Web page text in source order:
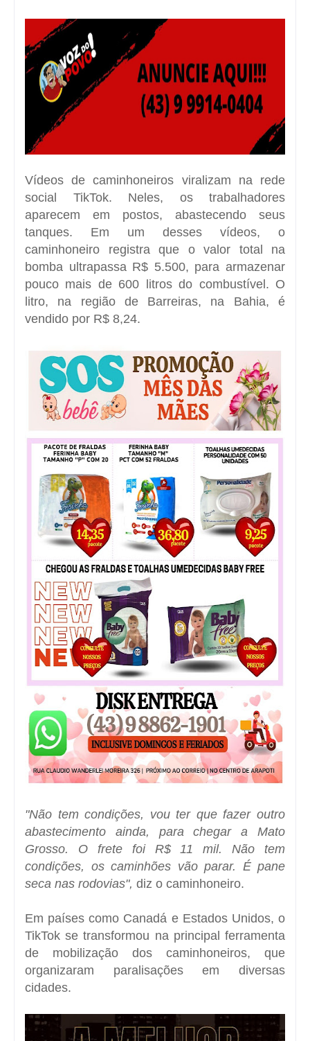
Vídeos de caminhoneiros viralizam na rede
social TikTok. Neles, os trabalhadores
aparecem em postos, abastecendo seus
tanques. Em um desses vídeos, o
caminhoneiro registra que o valor total na
bomba ultrapassa R$ 5.500, para armazenar
pouco mais de 600 litros do combustível. O
litro, na região de Barreiras, na Bahia, é
vendido por R$ 8,24.
Não tem condições, vou ter que fazer outro
abastecimento ainda, para chegar a Mato
Grosso. O frete foi R$ 11 mil. Não tem
condições, os caminhões vão parar. É pane
seca nas rodovias ", diz o caminhoneiro.
Em países como Canadá e Estados Unidos, o
TikTok se transformou na principal ferramenta
de mobilização dos caminhoneiros, que
organizaram paralisações em diversas
cidades.